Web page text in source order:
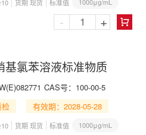
货期 现货 标准值

- +
基氯苯溶液标准物质
CAS号： 100-00-5
检
有效期：2028-05-28
货期 现货 标准值 1000μg/mL